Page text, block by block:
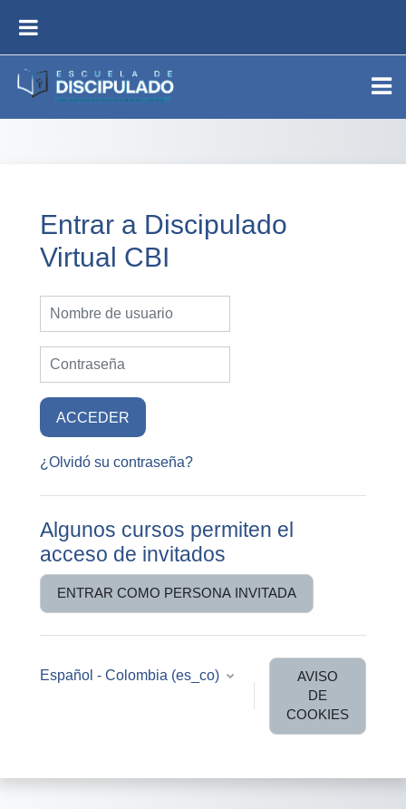
Entrar a Discipulado
Virtual CBI
Nombre de usuario
Contraseña
ACCEDER
¿Olvidó su contraseña?
Algunos cursos permiten el
acceso de invitados
ENTRAR COMO PERSONA INVITADA
Español - Colombia ‎(es_co)‎
AVISO
DE
COOKIES